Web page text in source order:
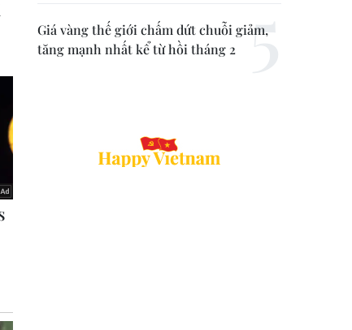
Giá vàng thế giới chấm dứt chuỗi giảm,
tăng mạnh nhất kể từ hồi tháng 2